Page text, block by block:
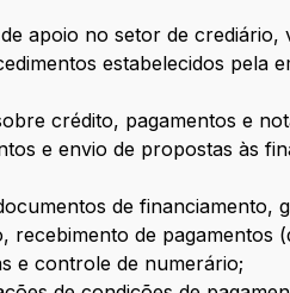
apoio no setor de
estabelecidos pela
crédito, pagamentos e
e envio de propostas às
de financiamento,
de pagamentos
e controle de numerário;